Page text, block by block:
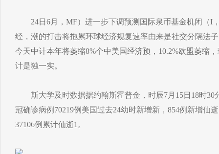
24日6月，MF）进一步下调预测国际泉币基金机闭（I
经，潮的打击将拖累环球经济规复速率由来是社交分隔法
今天中计本年将萎缩8%个中美国经济预，10.2%欧盟萎缩
计是独一实。
斯大学及时数据据约翰斯霍普金，时辰7月15日18时30
冠确诊病例70219例美国过去24幼时新增新，854例新增仙
37106例累计仙逝1。